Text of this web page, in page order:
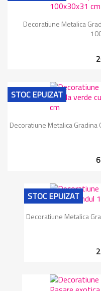
Decoratiune Metalica
Decoratiune Metalica Gradina
STOC EPUIZAT
Decoratiune Metalica
STOC EPUIZAT